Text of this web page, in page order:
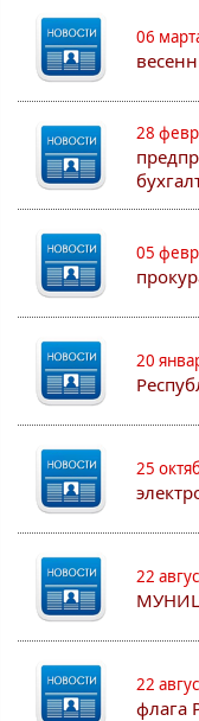
06
28
05
20
25
22
22
флага